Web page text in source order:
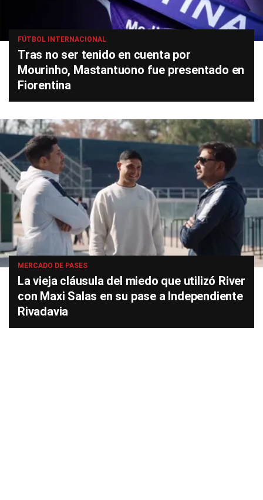
FÚTBOL INTERNACIONAL
Tras no ser tenido en cuenta por
Mourinho, Mastantuono fue presentado en
Fiorentina
MERCADO DE PASES
La vieja cláusula del miedo que utilizó River
con Maxi Salas en su pase a Independiente
Rivadavia